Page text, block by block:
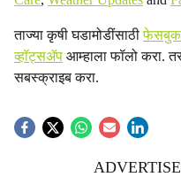
ताज्या कृषी घडामोडींसाठीफेसबुक
व्हॉट्सॲप आम्हाला फॉलो करा.
सबस्क्राइब करा.